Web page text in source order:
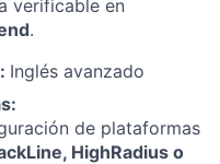
verificable en
.
Inglés avanzado
de plataformas
HighRadius o